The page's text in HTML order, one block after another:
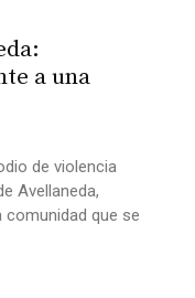
a una
de violencia
Avellaneda,
comunidad que se